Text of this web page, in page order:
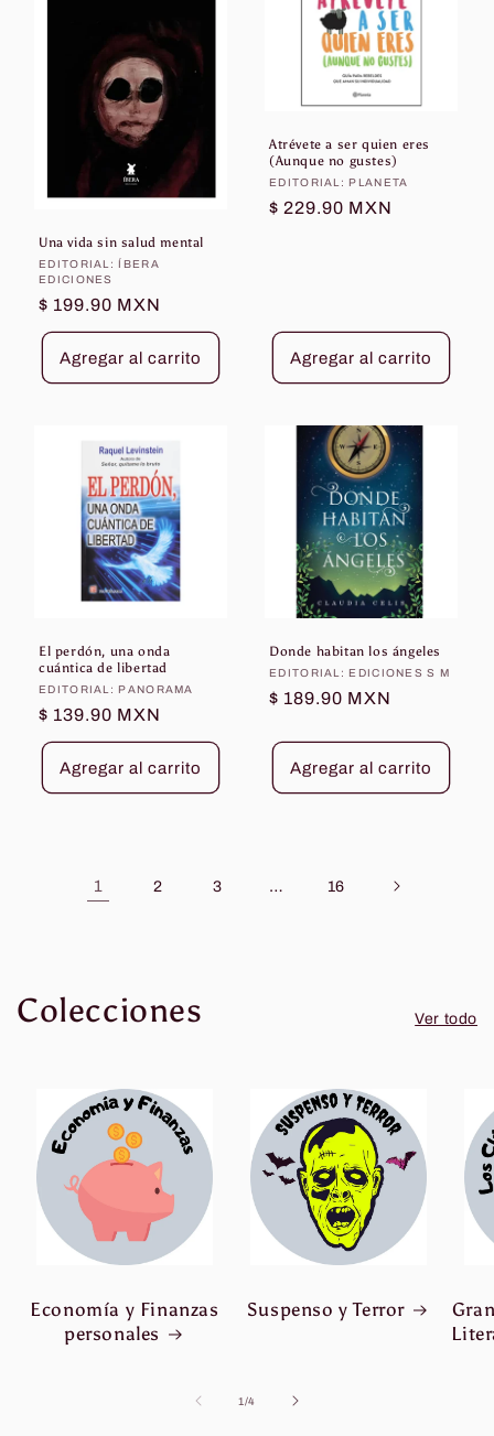
Una vida sin salud mental
Proveedor:
EDITORIAL: ÍBERA
EDICIONES
Precio
habitual
$ 199.90 MXN
Agregar al carrito
Atrévete a ser quien eres
(Aunque no gustes)
Proveedor:
EDITORIAL: PLANETA
Precio
$ 229.90 MXN
Agregar al carrito
El perdón, una onda
cuántica de libertad
Proveedor:
EDITORIAL: PANORAMA
Precio
habitual
$ 139.90 MXN
Agregar al carrito
Donde habitan los ángeles
Proveedor:
EDITORIAL: EDICIONES S M
Precio
$ 189.90 MXN
Agregar al carrito
1 2 3 … 16
Colecciones Ver todo
Economía y Finanzas
personales
Suspenso y Terror
1/de
4